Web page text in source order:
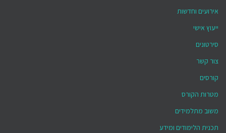
אירועים וחדשות
ייעוץ אישי
סירטונים
צור קשר
קורסים
מטרות הקורס
משוב מתלמידים
תכנית הלימודים ומידע